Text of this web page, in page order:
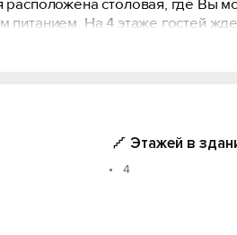
столовая, где Вы
питанием. На 4 этаже гостей
с которой открывается
Этажей в
4